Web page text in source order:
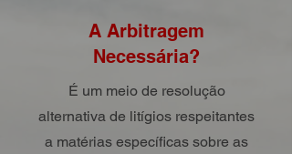
A Arbitragem
Necessária?
É um meio de resolução
alternativa de litígios respeitantes
a matérias específicas sobre as